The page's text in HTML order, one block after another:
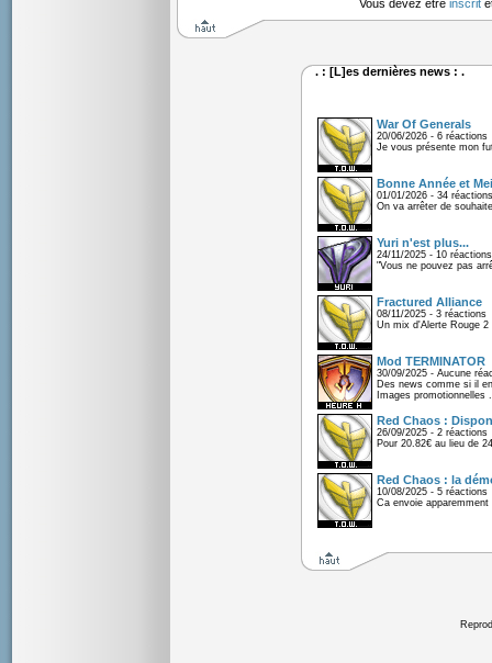
Vous devez être inscrit
. : [L]es dernières news : .
War Of Generals
20/06/2026 - 6 réactions
Je vous présente mon
Bonne Année et
01/01/2026 - 34 réactions
On va arrêter de
Yuri n'est plus...
24/11/2025 - 10 réactions
"Vous ne pouvez pas
Fractured Alliance
08/11/2025 - 3 réactions
Un mix d'Alerte Rouge
Mod TERMINATOR
30/09/2025 - Aucune
Des news comme si il
Images promotionnelles .
Red Chaos :
26/09/2025 - 2 réactions
Pour 20.82€ au lieu de
Red Chaos : la
10/08/2025 - 5 réactions
Ca envoie apparemment